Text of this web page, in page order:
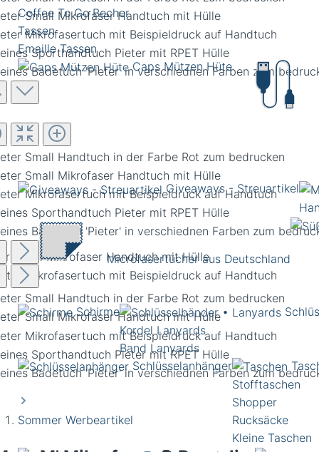
Coffee To Go Becher
Tassen
Emaille Tassen
Caps Mützen Hüte
Giveaways - Streuartikel
Microfasertücher aus Deutschland
Schirme
Kordel Lanyards
Band Lanyards
Schlüsselanhänger
Stofftaschen
Shopper
Rucksäcke
Kleine Taschen
Small Mikrofaser Handtuch mit Hülle
Sommer Werbeartikel